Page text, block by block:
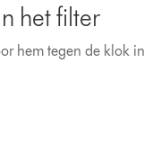
het filter
hem tegen de klok